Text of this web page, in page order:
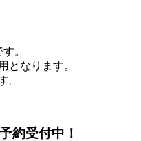
。
となります。
。
約受付中！